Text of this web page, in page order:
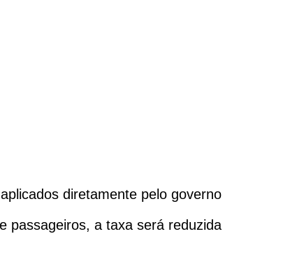
diretamente pelo governo
passageiros, a taxa será reduzida